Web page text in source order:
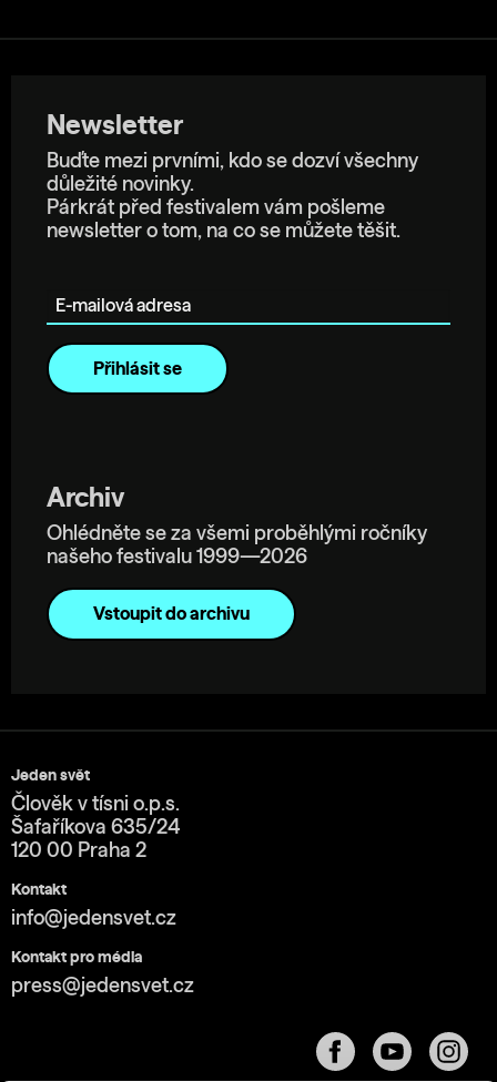
Newsletter
Buďte mezi prvními, kdo se dozví všechny
důležité novinky.
Párkrát před festivalem vám pošleme
newsletter o tom, na co se můžete těšit.
Archiv
Ohlédněte se za všemi proběhlými ročníky
našeho festivalu 1999—2026
Vstoupit do archivu
Jeden svět
Člověk v tísni o.p.s.
Šafaříkova 635/24
120 00 Praha 2
Kontakt
info@jedensvet.cz
Kontakt pro média
press@jedensvet.cz